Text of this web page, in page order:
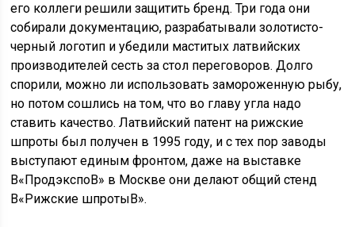
его коллеги решили защитить бренд. Три года они
собирали документацию, разрабатывали золотисто-
черный логотип и убедили маститых латвийских
производителей сесть за стол переговоров. Долго
спорили, можно ли использовать замороженную рыбу,
но потом сошлись на том, что во главу угла надо
ставить качество. Латвийский патент на рижские
шпроты был получен в 1995 году, и с тех пор заводы
выступают единым фронтом, даже на выставке
В«ПродэкспоВ» в Москве они делают общий стенд
В«Рижские шпротыВ».